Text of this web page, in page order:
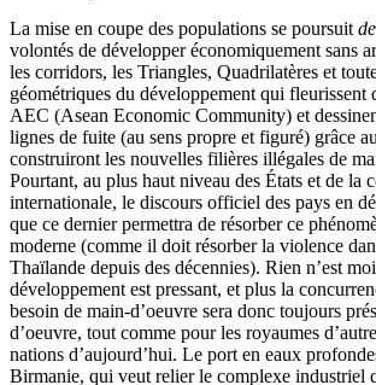
La mise en coupe des populations se poursuit
volontés de développer économiquement sans
les corridors, les Triangles, Quadrilatères et
géométriques du développement qui fleurissent
AEC (Asean Economic Community) et
lignes de fuite (au sens propre et figuré) grâce
construiront les nouvelles filières illégales de
Pourtant, au plus haut niveau des États et de la
internationale, le discours officiel des pays en
que ce dernier permettra de résorber ce
moderne (comme il doit résorber la violence
Thaïlande depuis des décennies). Rien n’est
développement est pressant, et plus la
besoin de main-d’oeuvre sera donc toujours
d’oeuvre, tout comme pour les royaumes
nations d’aujourd’hui. Le port en eaux
Birmanie, qui veut relier le complexe industriel